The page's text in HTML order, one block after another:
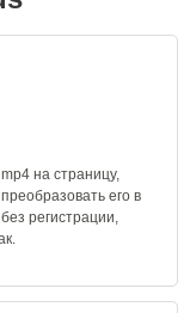
на страницу,
его в
регистрации,